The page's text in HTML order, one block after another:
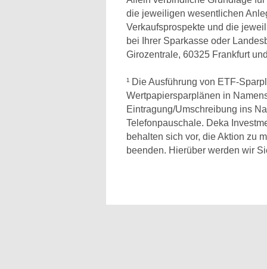
die jeweiligen wesentlichen
Verkaufsprospekte und die
bei Ihrer Sparkasse oder
Girozentrale, 60325 Frankfurt
¹ Die Ausführung von ETF-
Wertpapiersparplänen in
Eintragung/Umschreibung ins
Telefonpauschale. Deka
behalten sich vor, die Aktion zu
beenden. Hierüber werden wir